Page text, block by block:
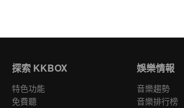
探索 KKBOX
特色功能
免費聽
娛樂情報
音樂趨勢
音樂排行榜